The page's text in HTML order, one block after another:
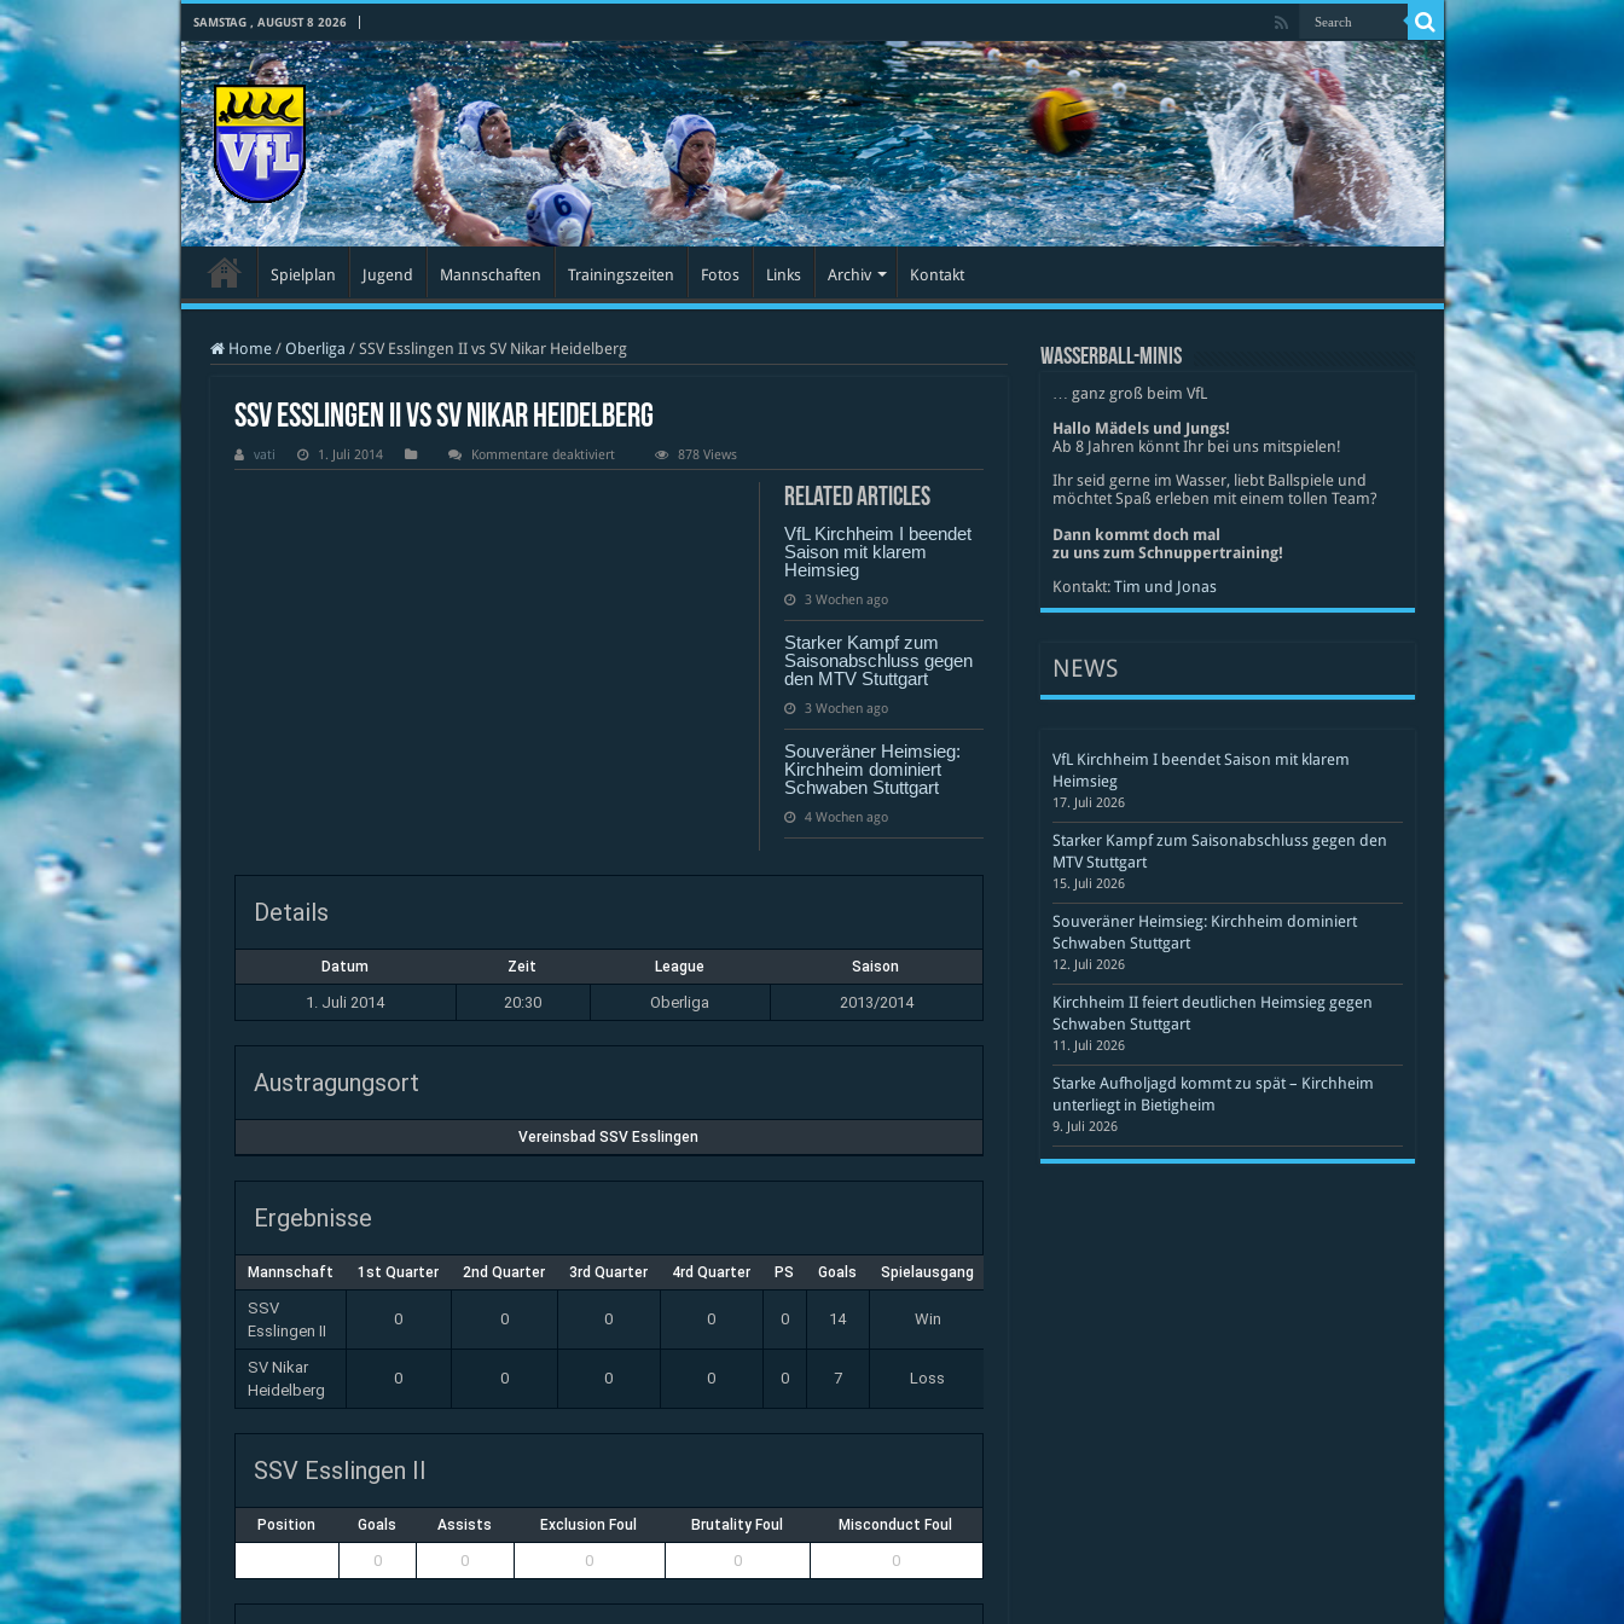
SAMSTAG , AUGUST 8 2026
Spielplan Jugend Mannschaften Trainingszeiten Fotos Links Archiv Kontakt
Home / Oberliga / SSV Esslingen II vs SV Nikar Heidelberg
SSV Esslingen II vs SV Nikar Heidelberg
vati 1. Juli 2014 Kommentare deaktiviertfür
SSV
878 Views
Related Articles
VfL Kirchheim I beendet
Saison mit klarem
Heimsieg
3 Wochen ago
Starker Kampf zum
Saisonabschluss gegen
den MTV Stuttgart
3 Wochen ago
Souveräner Heimsieg:
Kirchheim dominiert
Schwaben Stuttgart
4 Wochen ago
Details
Datum Zeit League Saison
1. Juli 2014 20:30 Oberliga 2013/2014
Austragungsort
Vereinsbad SSV Esslingen
Ergebnisse
Mannschaft 1st Quarter 2nd Quarter 3rd Quarter 4rd Quarter PS Goals Spielausgang
SSV
Esslingen II
0 0 0 0 0 14 Win
SV Nikar
Heidelberg
0 0 0 0 0 7 Loss
SSV Esslingen II
Position Goals Assists Exclusion Foul Brutality Foul Misconduct Foul
0 0 0 0 0
WASSERBALL-MINIS
… ganz groß beim VfL
Hallo Mädels und Jungs!
Ab 8 Jahren könnt Ihr bei uns mitspielen!
Ihr seid gerne im Wasser, liebt Ballspiele und
möchtet Spaß erleben mit einem tollen Team?
Dann kommt doch mal
zu uns zum Schnuppertraining!
Kontakt: Tim und Jonas
NEWS
VfL Kirchheim I beendet Saison mit klarem
Heimsieg
17. Juli 2026
Starker Kampf zum Saisonabschluss gegen den
MTV Stuttgart
15. Juli 2026
Souveräner Heimsieg: Kirchheim dominiert
Schwaben Stuttgart
12. Juli 2026
Kirchheim II feiert deutlichen Heimsieg gegen
Schwaben Stuttgart
11. Juli 2026
Starke Aufholjagd kommt zu spät – Kirchheim
unterliegt in Bietigheim
9. Juli 2026